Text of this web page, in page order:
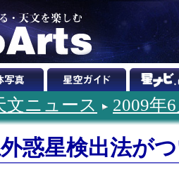
文ニュース 2009年
惑星検出法が